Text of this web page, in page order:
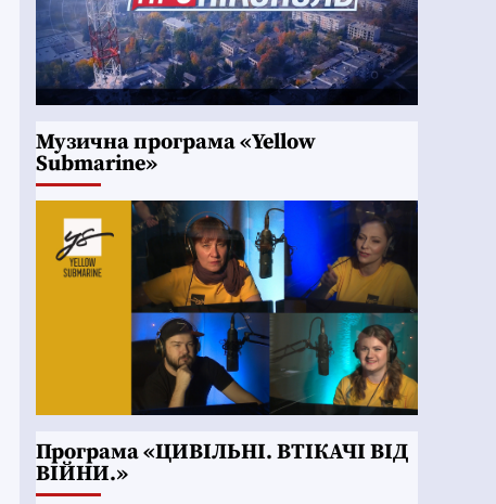
Музична програма «Yellow
Submarine»
Програма «ЦИВІЛЬНІ. ВТІКАЧІ ВІД
ВІЙНИ.»